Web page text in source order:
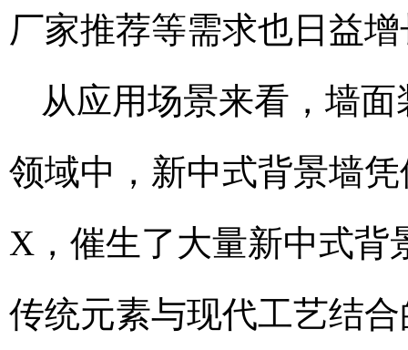
厂家推荐等需求也日益
从应用场景来看，墙
领域中，新中式背景墙
X，催生了大量新中式背
传统元素与现代工艺结